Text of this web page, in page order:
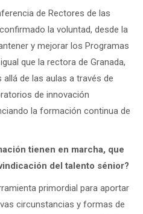
de Rectores de las
la voluntad, desde la
y mejorar los Programas
que la rectora de Granada,
allá de las aulas a través de
de innovación
la formación continua de
tienen en marcha, que
del talento sénior?
primordial para aportar
circunstancias y formas de